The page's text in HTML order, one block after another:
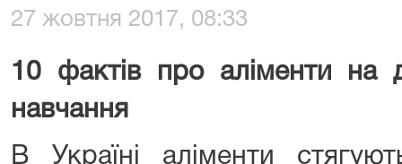
27 жовтня 2017, 08:33
10 фактів про аліменти на
навчання
В Україні аліменти